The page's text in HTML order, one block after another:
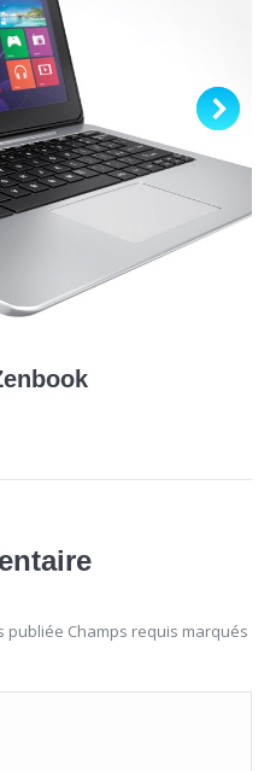
Champs requis marqués